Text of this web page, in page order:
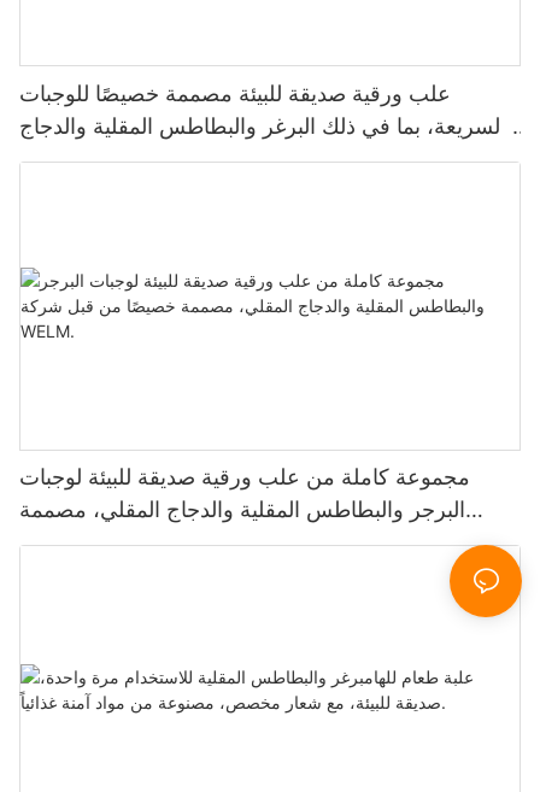
علب ورقية صديقة للبيئة مصممة خصيصًا للوجبات
السريعة، بما في ذلك البرغر والبطاطس المقلية والدجاج
المقلي
مجموعة كاملة من علب ورقية صديقة للبيئة لوجبات
البرجر والبطاطس المقلية والدجاج المقلي، مصممة
خصيصًا من قبل شركة WELM.